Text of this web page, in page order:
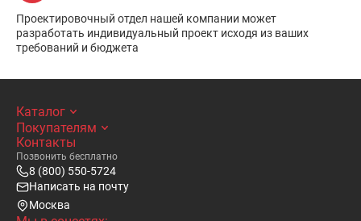
Проектировочный отдел нашей компании может
разработать индивидуальный проект исходя из ваших
требований и бюджета
Каталог
Покупателям
Контакты
Позвонить бесплатно
8 (800) 550-5724
Написать на почту
Москва